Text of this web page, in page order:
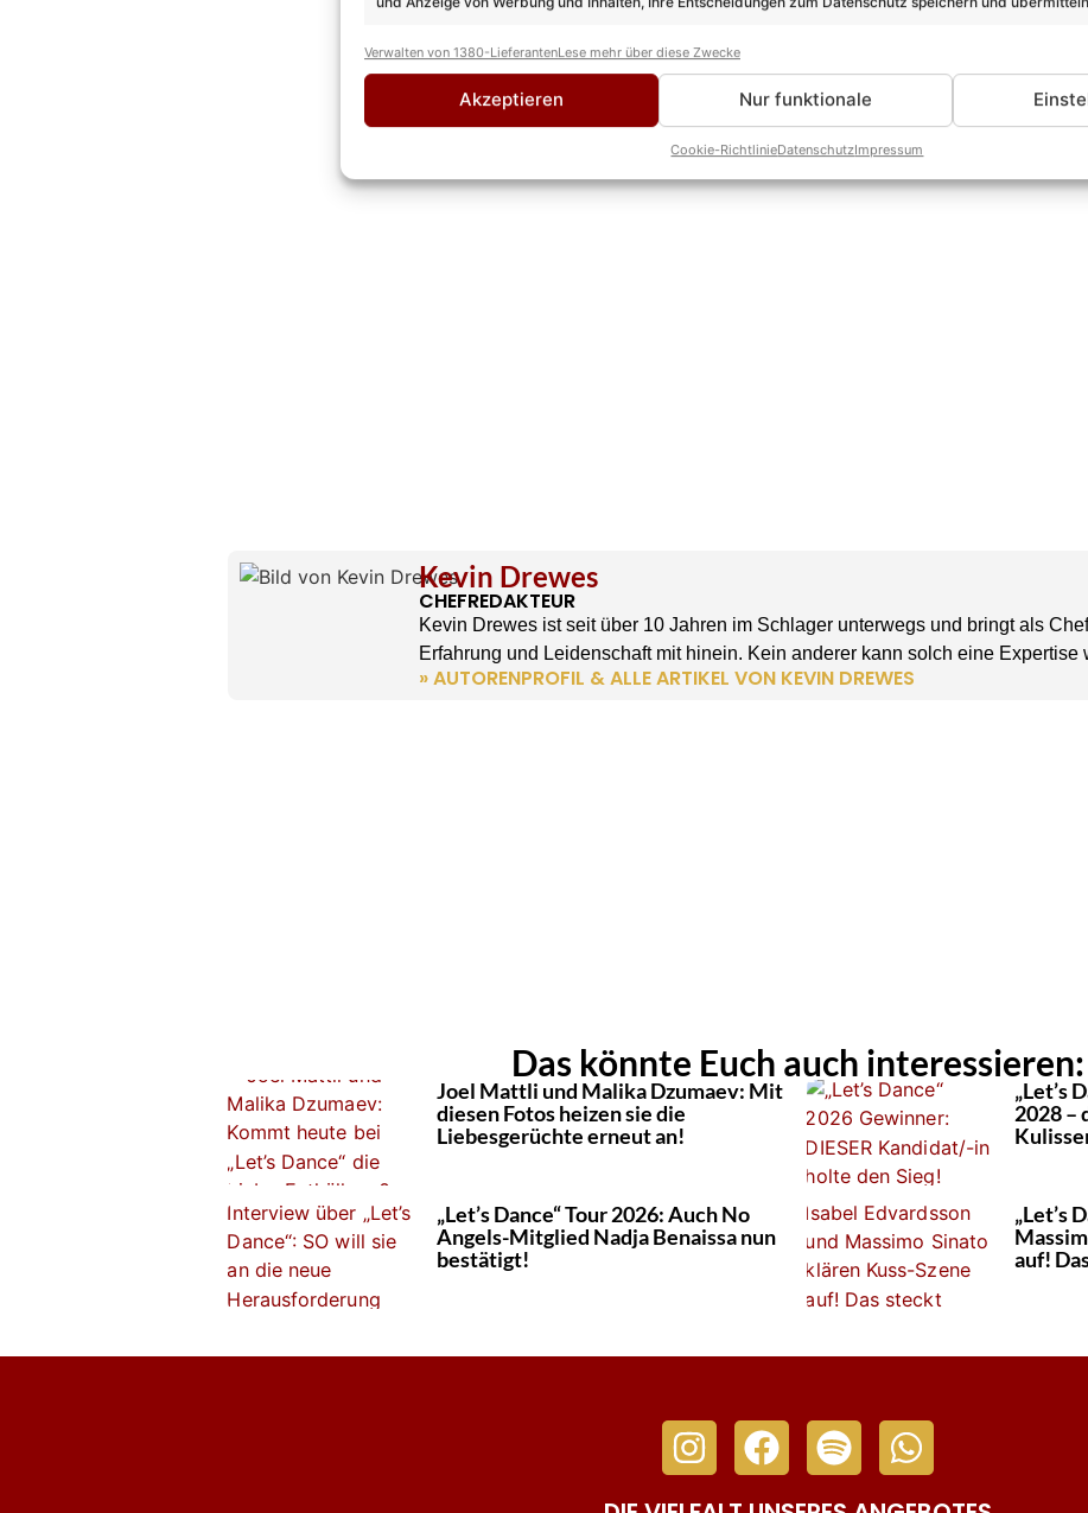
Verwalten von 1380-LieferantenLese mehr über diese Zwecke
Akzeptieren Nur funktionale
Cookie-RichtlinieDatenschutzImpressum
Kevin Drewes
CHEFREDAKTEUR
Kevin Drewes ist seit über 10 Jahren im Schlager unterwegs und bringt als
Erfahrung und Leidenschaft mit hinein. Kein anderer kann solch eine Expertise
» AUTORENPROFIL & ALLE ARTIKEL VON KEVIN DREWES
Das könnte Euch auch interessieren:
Joel Mattli und Malika Dzumaev: Mit
diesen Fotos heizen sie die
Liebesgerüchte erneut an!
„Let’s
2028 –
„Let’s Dance“ Tour 2026: Auch No
Angels-Mitglied Nadja Benaissa nun
bestätigt!
„Let’s
auf!